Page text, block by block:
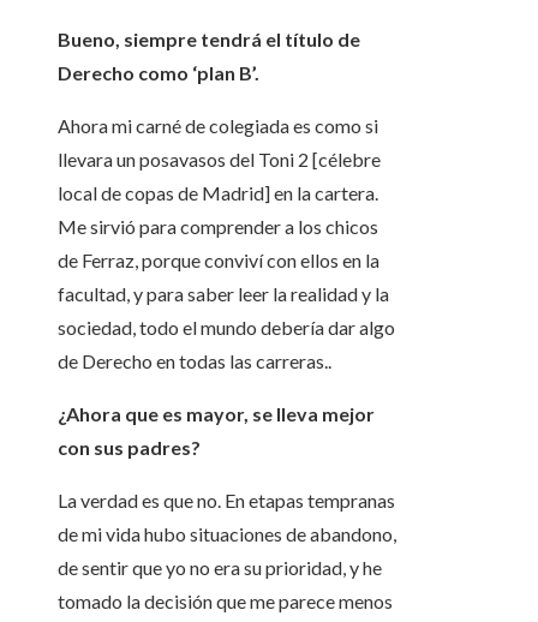
Bueno, siempre tendrá el título de
Derecho como ‘plan B’.
Ahora mi carné de colegiada es como si
llevara un posavasos del Toni 2 [célebre
local de copas de Madrid] en la cartera.
Me sirvió para comprender a los chicos
de Ferraz, porque conviví con ellos en la
facultad, y para saber leer la realidad y la
sociedad, todo el mundo debería dar algo
de Derecho en todas las carreras..
¿Ahora que es mayor, se lleva mejor
con sus padres?
La verdad es que no. En etapas tempranas
de mi vida hubo situaciones de abandono,
de sentir que yo no era su prioridad, y he
tomado la decisión que me parece menos